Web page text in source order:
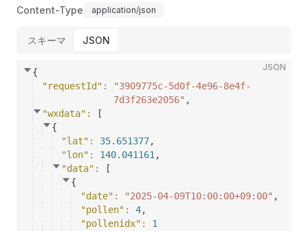
Content-Type application/json
スキーマ JSON
JSON
{
"requestId" :
"3909775c-5d0f-4e96-8e4f-
7d3f263e2056" ,
"wxdata" :
[
{
"lat" : 35.651377,
"lon" : 140.041161 ,
"data" :
[
{
"date" : "2025-04-09T10:00:00+09:00" ,
"pollen" : 4,
"pollenidx" : 1